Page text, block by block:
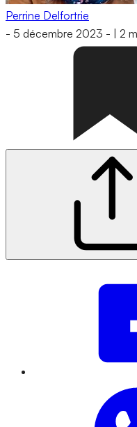
Perrine Delfortrie
- 5 décembre 2023 - 2